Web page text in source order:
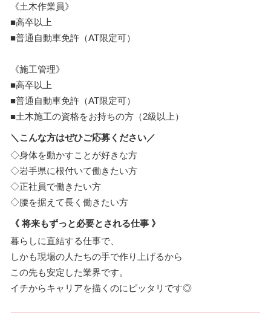
《土木作業員》
■高卒以上
■普通自動車免許（AT限定可）
《施工管理》
■高卒以上
■普通自動車免許（AT限定可）
■土木施工の資格をお持ちの方（2級以上）
＼こんな方はぜひご応募ください／
◇身体を動かすことが好きな方
◇岩手県に根付いて働きたい方
◇正社員で働きたい方
◇腰を据えて長く働きたい方
《 将来もずっと必要とされる仕事 》
暮らしに直結する仕事で、
しかも現場の人たちの手で作り上げるから
この先も安定した業界です。
イチからキャリアを描くのにピッタリです◎